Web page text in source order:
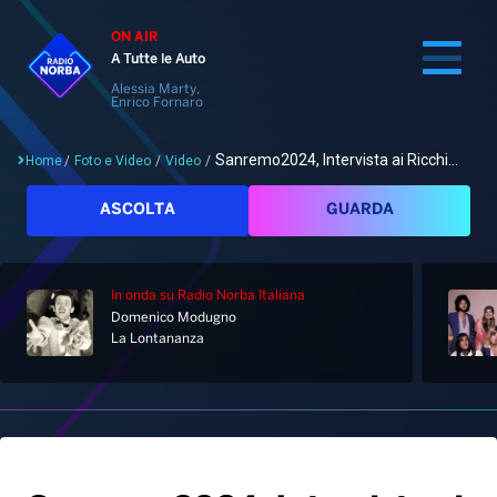
ON AIR
A Tutte le Auto
Alessia Marty,
Enrico Fornaro
Cerca
Home
Palinsesto
Notizie
Home/ Foto e Video / Video / Sanremo2024, Intervista ai Ricchi...
ASCOLTA GUARDA
In onda su Radio Norba Italiana
Domenico Modugno
La Lontananza